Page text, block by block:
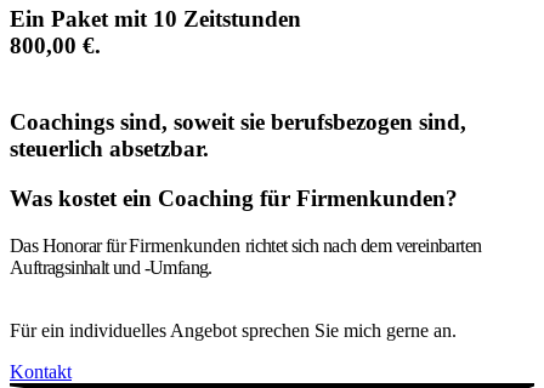
Ein Paket mit 10 Zeitstunden
800,00 €.
Coachings sind, soweit sie berufsbezogen sind,
steuerlich absetzbar.
Was kostet ein Coaching für Firmenkunden?
Das Honorar fürFirmenkunden richtet sich nach dem vereinbarten
Auftragsinhalt und -Umfang.
Für ein individuelles Angebot sprechen Sie mich gerne an.
Kontakt